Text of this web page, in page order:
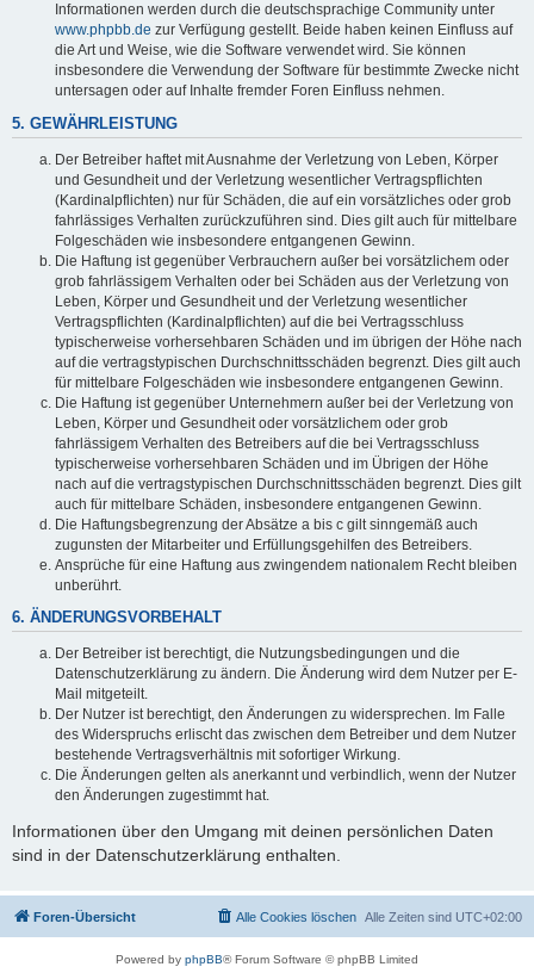
Informationen werden durch die deutschsprachige Community unter
www.phpbb.de zur Verfügung gestellt. Beide haben keinen Einfluss auf
die Art und Weise, wie die Software verwendet wird. Sie können
insbesondere die Verwendung der Software für bestimmte Zwecke nicht
untersagen oder auf Inhalte fremder Foren Einfluss nehmen.
5. GEWÄHRLEISTUNG
Der Betreiber haftet mit Ausnahme der Verletzung von Leben, Körper
und Gesundheit und der Verletzung wesentlicher Vertragspflichten
(Kardinalpflichten) nur für Schäden, die auf ein vorsätzliches oder grob
fahrlässiges Verhalten zurückzuführen sind. Dies gilt auch für mittelbare
Folgeschäden wie insbesondere entgangenen Gewinn.
Die Haftung ist gegenüber Verbrauchern außer bei vorsätzlichem oder
grob fahrlässigem Verhalten oder bei Schäden aus der Verletzung von
Leben, Körper und Gesundheit und der Verletzung wesentlicher
Vertragspflichten (Kardinalpflichten) auf die bei Vertragsschluss
typischerweise vorhersehbaren Schäden und im übrigen der Höhe nach
auf die vertragstypischen Durchschnittsschäden begrenzt. Dies gilt auch
für mittelbare Folgeschäden wie insbesondere entgangenen Gewinn.
Die Haftung ist gegenüber Unternehmern außer bei der Verletzung von
Leben, Körper und Gesundheit oder vorsätzlichem oder grob
fahrlässigem Verhalten des Betreibers auf die bei Vertragsschluss
typischerweise vorhersehbaren Schäden und im Übrigen der Höhe
nach auf die vertragstypischen Durchschnittsschäden begrenzt. Dies gilt
auch für mittelbare Schäden, insbesondere entgangenen Gewinn.
Die Haftungsbegrenzung der Absätze a bis c gilt sinngemäß auch
zugunsten der Mitarbeiter und Erfüllungsgehilfen des Betreibers.
Ansprüche für eine Haftung aus zwingendem nationalem Recht bleiben
unberührt.
6. ÄNDERUNGSVORBEHALT
Der Betreiber ist berechtigt, die Nutzungsbedingungen und die
Datenschutzerklärung zu ändern. Die Änderung wird dem Nutzer per E-
Mail mitgeteilt.
Der Nutzer ist berechtigt, den Änderungen zu widersprechen. Im Falle
des Widerspruchs erlischt das zwischen dem Betreiber und dem Nutzer
bestehende Vertragsverhältnis mit sofortiger Wirkung.
Die Änderungen gelten als anerkannt und verbindlich, wenn der Nutzer
den Änderungen zugestimmt hat.
Informationen über den Umgang mit deinen persönlichen Daten
sind in der Datenschutzerklärung enthalten.
Foren-Übersicht Alle Zeiten sind UTC+02:00
Alle Cookies löschen
Powered by phpBB® Forum Software © phpBB Limited